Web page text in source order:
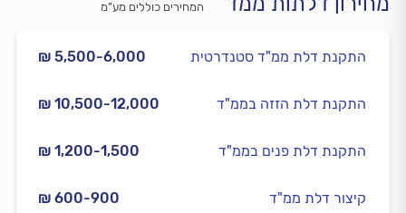
המחירים כוללים מע”מ
₪ 5,500-6,000 התקנת דלת ממ"ד סטנדרטית
₪ 10,500-12,000 התקנת דלת הזזה בממ"ד
₪ 1,200-1,500 התקנת דלת פנים בממ"ד
₪ 600-900 קיצור דלת ממ"ד